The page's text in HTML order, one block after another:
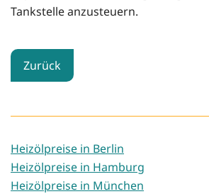
Tankstelle anzusteuern.
Zurück
Heizölpreise in Berlin
Heizölpreise in Hamburg
Heizölpreise in München